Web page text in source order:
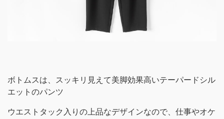
ボトムスは、スッキリ見えて美脚効果高いテーパードシル
エットのパンツ
ウエストタック入りの上品なデザインなので、仕事やオケ